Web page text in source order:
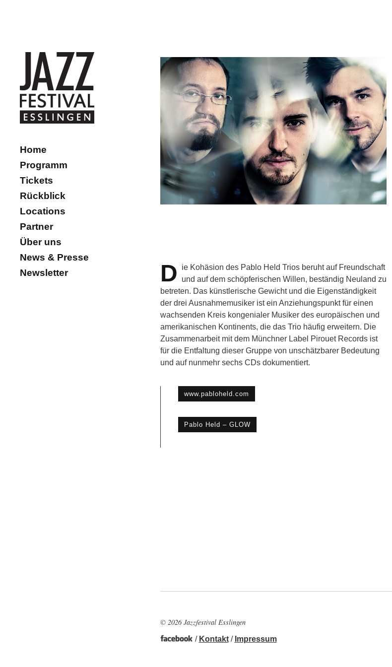
Home
Programm
Tickets
Rückblick
Locations
Partner
Über uns
News & Presse
Newsletter
D
ie Kohäsion des Pablo Held Trios beruht auf Freundschaft
und auf dem schöpferischen Willen, beständig Neuland zu
betreten. Das künstlerische Gewicht und die Eigenständigkeit
der drei Ausnahmemusiker ist ein Anziehungspunkt für einen
wachsenden Kreis kongenialer Musiker des europäischen und
amerikanischen Kontinents, die das Trio häufig erweitern. Die
Zusammenarbeit mit dem Münchner Label Pirouet Records ist
für die Entfaltung dieser Gruppe von unschätzbarer Bedeutung
und auf nunmehr sechs CDs dokumentiert.
www.pabloheld.com
Pablo Held – GLOW
© 2026 Jazzfestival Esslingen
/ Kontakt/ Impressum